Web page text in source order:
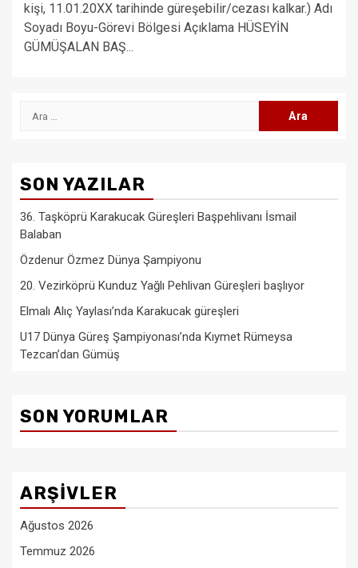
kişi, 11.01.20XX tarihinde güreşebilir/cezası kalkar.) Adı
Soyadı Boyu-Görevi Bölgesi Açıklama HÜSEYİN
GÜMÜŞALAN BAŞ...
Arama:
SON YAZILAR
36. Taşköprü Karakucak Güreşleri Başpehlivanı İsmail
Balaban
Özdenur Özmez Dünya Şampiyonu
20. Vezirköprü Kunduz Yağlı Pehlivan Güreşleri başlıyor
Elmalı Alıç Yaylası’nda Karakucak güreşleri
U17 Dünya Güreş Şampiyonası’nda Kıymet Rümeysa
Tezcan’dan Gümüş
SON YORUMLAR
ARŞIVLER
Ağustos 2026
Temmuz 2026